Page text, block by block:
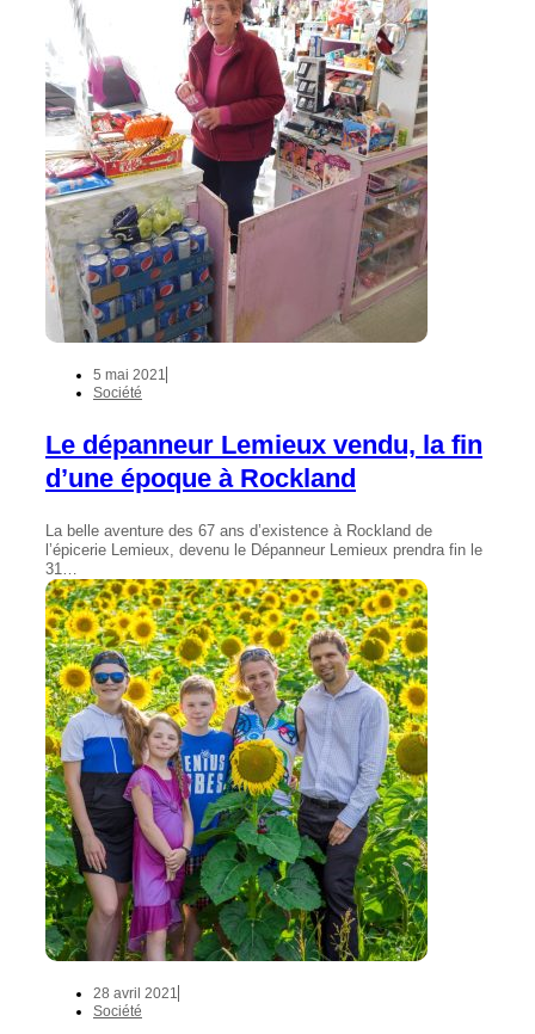
5 mai 2021
Société
Le dépanneur Lemieux vendu, la fin
d’une époque à Rockland
La belle aventure des 67 ans d’existence à Rockland de
l’épicerie Lemieux, devenu le Dépanneur Lemieux prendra fin le
31…
28 avril 2021
Société